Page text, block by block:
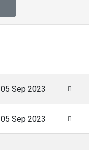
05 Sep 2023
05 Sep 2023